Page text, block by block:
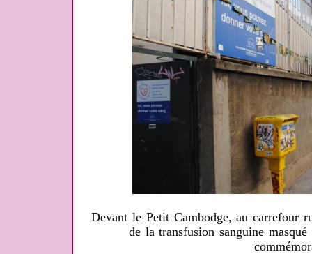
Devant le Petit Cambodge, au carrefour
de la transfusion sanguine